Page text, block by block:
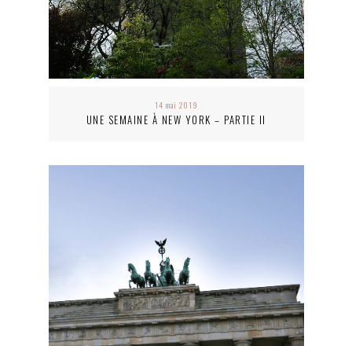
14 mai 2019
UNE SEMAINE À NEW YORK – PARTIE II